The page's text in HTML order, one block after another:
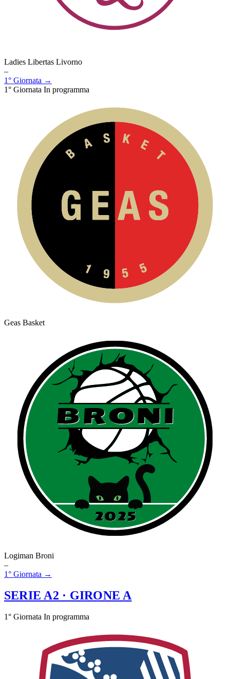
Ladies Libertas Livorno
–
1° Giornata →
1° Giornata In programma
Geas Basket
Logiman Broni
–
1° Giornata →
SERIE A2 · GIRONE A
1° Giornata In programma